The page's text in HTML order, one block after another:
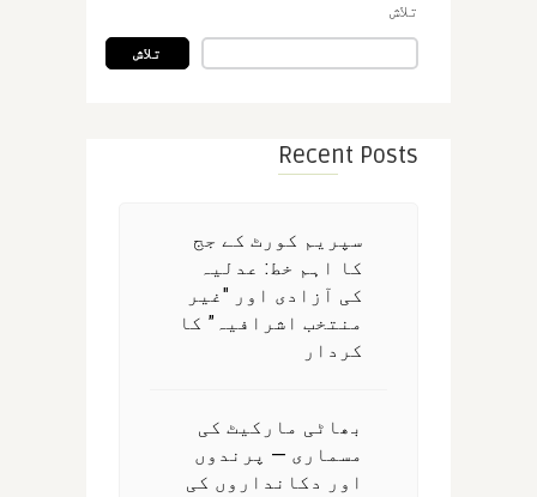
تلاش
تلاش
Recent Posts
سپریم کورٹ کے جج
کا اہم خط: عدلیہ
کی آزادی اور "غیر
منتخب اشرافیہ” کا
کردار
بھاٹی مارکیٹ کی
مسماری — پرندوں
اور دکانداروں کی